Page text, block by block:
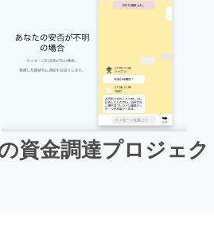
資金調達プロジェク